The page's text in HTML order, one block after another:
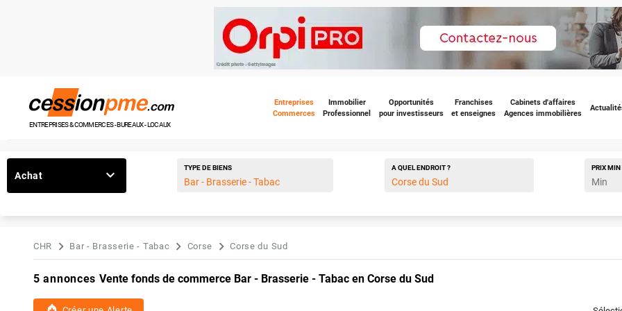
ENTREPRISES & COMMERCES - BUREAUX - LOCAUX
Entreprises
Commerces
Immobilier
Professionnel
Opportunités
pour investisseurs
Franchises
et enseignes
Cabinets d'affaires
Agences immobilières
Achat
TYPE DE BIENS A QUEL ENDROIT ? PRIXMIN
CHR Bar - Brasserie - Tabac Corse Corse du Sud
5 annonces Vente fonds de commerce Bar - Brasserie - Tabac en Corse du Sud